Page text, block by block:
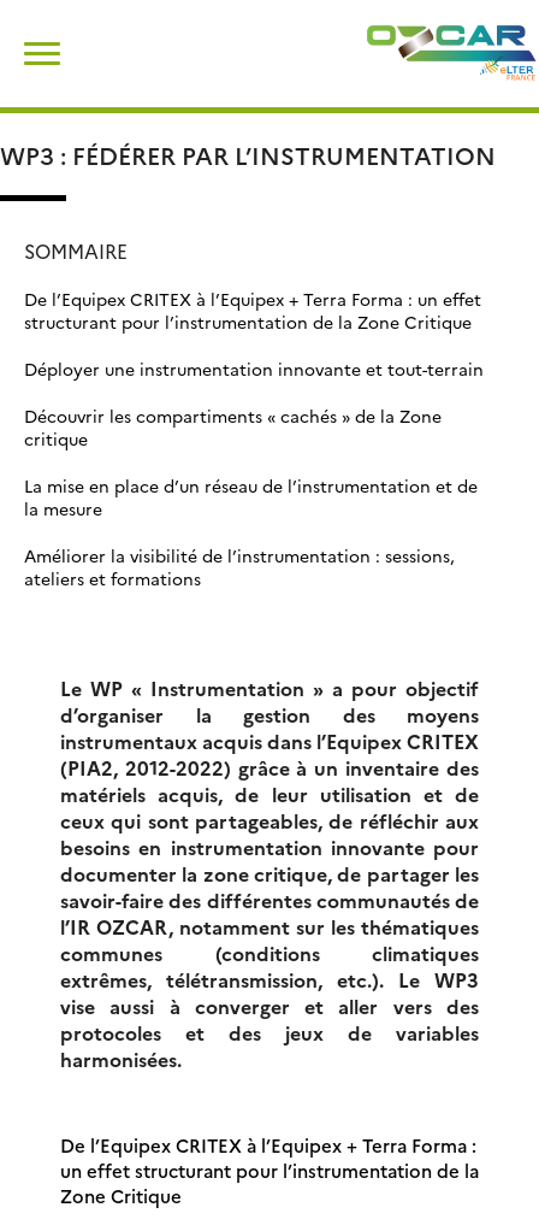
content
WP3 : FÉDÉRER PAR L’INSTRUMENTATION
SOMMAIRE
De l’Equipex CRITEX à l’Equipex + Terra Forma : un effet
structurant pour l’instrumentation de la Zone Critique
Déployer une instrumentation innovante et tout-terrain
Découvrir les compartiments « cachés » de la Zone
critique
La mise en place d’un réseau de l’instrumentation et de
la mesure
Améliorer la visibilité de l’instrumentation : sessions,
ateliers et formations
Le WP « Instrumentation » a pour objectif
d’organiser la gestion des moyens
instrumentaux acquis dans l’Equipex CRITEX
(PIA2, 2012-2022) grâce à un inventaire des
matériels acquis, de leur utilisation et de
ceux qui sont partageables, de réfléchir aux
besoins en instrumentation innovante pour
documenter la zone critique, de partager les
savoir-faire des différentes communautés de
l’IR OZCAR, notamment sur les thématiques
communes (conditions climatiques
extrêmes, télétransmission, etc.). Le WP3
vise aussi à converger et aller vers des
protocoles et des jeux de variables
harmonisées.
De l’Equipex CRITEX à l’Equipex + Terra Forma :
un effet structurant pour l’instrumentation de la
Zone Critique